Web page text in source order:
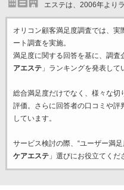
エステは、2006年より
オリコン顧客満足度調査では、実
ート調査を実施。
満足度に関する回答を基に、調査
アエステ」ランキングを発表して
総合満足度だけでなく、様々な切
評価。さらに回答者の口コミや
しています。
サービス検討の際、“ユーザー満
ケアエステ」選びにお役立てくだ